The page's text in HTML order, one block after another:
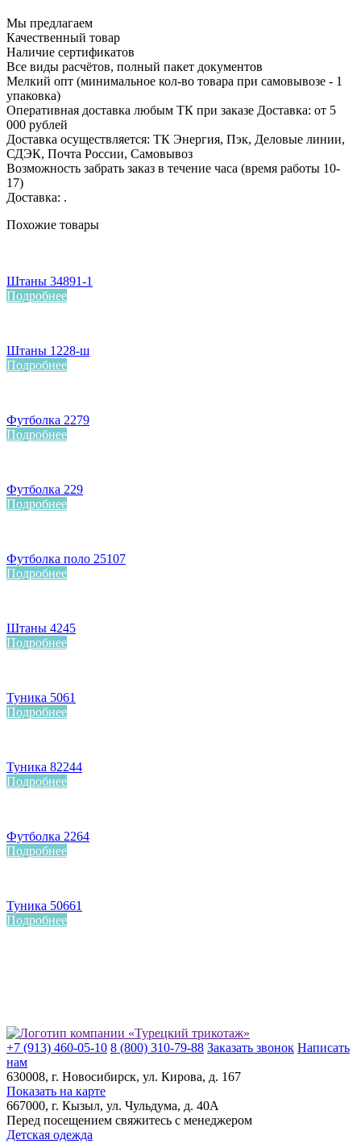
Мы предлагаем
Качественный товар
Наличие сертификатов
Все виды расчётов, полный пакет документов
Мелкий опт (минимальное кол-во товара при самовывозе - 1
упаковка)
Оперативная доставка любым ТК при заказе Доставка: от 5
000 рублей
Доставка осуществляется: ТК Энергия, Пэк, Деловые линии,
СДЭК, Почта России, Самовывоз
Возможность забрать заказ в течение часа (время работы 10-
17)
Доставка: .
Похожие товары
Штаны 34891-1
Подробнее
Штаны 1228-ш
Подробнее
Футболка 2279
Подробнее
Футболка 229
Подробнее
Футболка поло 25107
Подробнее
Штаны 4245
Подробнее
Туника 5061
Подробнее
Туника 82244
Подробнее
Футболка 2264
Подробнее
Туника 50661
Подробнее
+7 (913) 460-05-10 8 (800) 310-79-88 Заказать звонок Написать
нам
630008, г. Новосибирск, ул. Кирова, д. 167
Показать на карте
667000, г. Кызыл, ул. Чульдума, д. 40А
Перед посещением свяжитесь с менеджером
Детская одежда